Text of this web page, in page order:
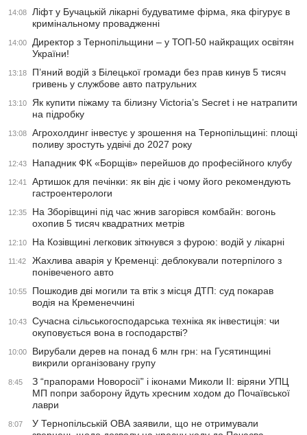
14:08
Ліфт у Бучацькій лікарні будуватиме фірма, яка фігурує в
кримінальному провадженні
14:00
Директор з Тернопільщини – у ТОП-50 найкращих освітян
України!
13:18
П’яний водій з Білецької громади без прав кинув 5 тисяч
гривень у службове авто патрульних
13:10
Як купити піжаму та білизну Victoria’s Secret і не натрапити
на підробку
13:08
Агрохолдинг інвестує у зрошення на Тернопільщині: площі
поливу зростуть удвічі до 2027 року
12:43 Нападник ФК «Борщів» перейшов до професійного клубу
12:41
Артишок для печінки: як він діє і чому його рекомендують
гастроентерологи
12:35
На Зборівщині під час жнив загорівся комбайн: вогонь
охопив 5 тисяч квадратних метрів
12:10 На Козівщині легковик зіткнувся з фурою: водій у лікарні
11:42
Жахлива аварія у Кременці: деблокували потерпілого з
понівеченого авто
10:55
Пошкодив дві могили та втік з місця ДТП: суд покарав
водія на Кременеччині
10:43
Сучасна сільськогосподарська техніка як інвестиція: чи
окуповується вона в господарстві?
10:00
Вирубали дерев на понад 6 млн грн: на Гусятинщині
викрили організовану групу
8:45
З “прапорами Новоросії” і іконами Миколи ІІ: віряни УПЦ
МП попри заборону йдуть хресним ходом до Почаївської
лаври
8:07
У Тернопільській ОВА заявили, що не отримували